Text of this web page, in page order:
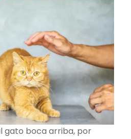
gato boca arriba, por